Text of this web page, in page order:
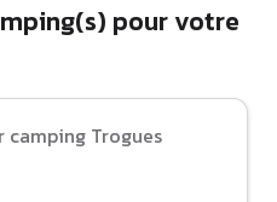
pour votre